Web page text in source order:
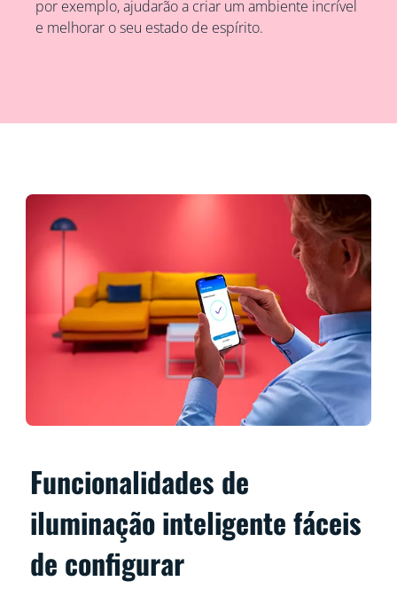
por exemplo, ajudarão a criar um ambiente incrível
e melhorar o seu estado de espírito.
Funcionalidades de
iluminação inteligente fáceis
de configurar